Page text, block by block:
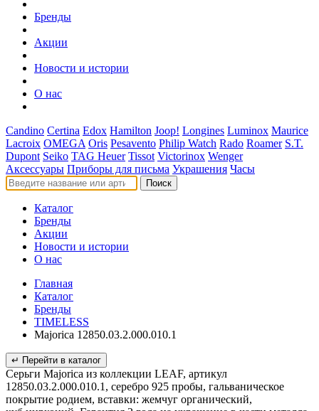
Бренды
Акции
Новости и истории
О нас
Candino Certina Edox Hamilton Joop! Longines Luminox Maurice
Lacroix OMEGA Oris Pesavento Philip Watch Rado Roamer S.T.
Dupont Seiko TAG Heuer Tissot Victorinox Wenger
Аксессуары Приборы для письма Украшения Часы
Поиск
Каталог
Бренды
Акции
Новости и истории
О нас
Главная
Каталог
Бренды
TIMELESS
Majorica 12850.03.2.000.010.1
↵ Перейти в каталог
Серьги Majorica из коллекции LEAF, артикул
12850.03.2.000.010.1, серебро 925 пробы, гальваническое
покрытие родием, вставки: жемчуг органический,